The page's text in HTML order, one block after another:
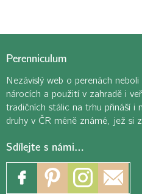
Perenniculum
Nezávislý web o perenách
nárocích a použití v zahradě i
tradičních stálic na trhu přináší i
druhy v ČR méně známé, jež si
Sdílejte s námi…